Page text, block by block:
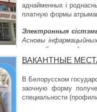
аднайменных і
платную формы
Электронныя
Асновы
энергазберажэнне)
ВАКАНТНЫЕ
В Белорусском
заочную форму
специальности